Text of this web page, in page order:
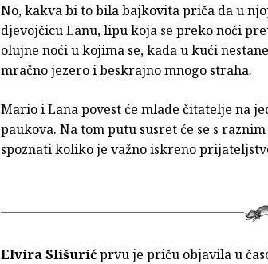
No, kakva bi to bila bajkovita priča da u
djevojčicu Lanu, lipu koja se preko noći
olujne noći u kojima se, kada u kući
mračno jezero i beskrajno mnogo straha.
Mario i Lana povest će mlade čitatelje na
paukova. Na tom putu susret će se s
spoznati koliko je važno iskreno
Elvira Slišurićprvu je priču objavila u